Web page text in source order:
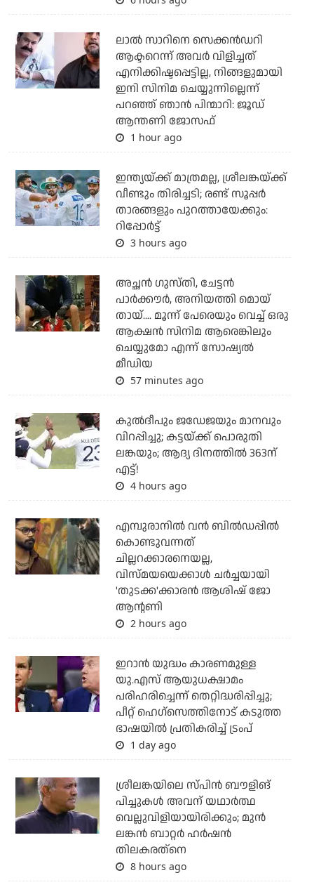
ലാല്‍ സാറിനെ സെക്കന്‍ഡറി
ആക്ടറെന്ന് അവര്‍ വിളിച്ചത്
എനിക്കിഷ്ടപ്പെട്ടില്ല, നിങ്ങളുമായി
ഇനി സിനിമ ചെയ്യുന്നില്ലെന്ന്
പറഞ്ഞ് ഞാന്‍ പിന്മാറി: ജൂഡ്
ആന്തണി ജോസഫ്
1 hour ago
ഇന്ത്യയ്ക്ക് മാത്രമല്ല, ശ്രീലങ്കയ്ക്ക്
വീണ്ടും തിരിച്ചടി; രണ്ട് സൂപ്പര്‍
താരങ്ങളും പുറത്തായേക്കും:
റിപ്പോര്‍ട്ട്
3 hours ago
അച്ഛന്‍ ഗുസ്തി, ചേട്ടന്‍
പാര്‍ക്കൗര്‍, അനിയത്തി മൊയ്
തായ്.... മൂന്ന് പേരെയും വെച്ച് ഒരു
ആക്ഷന്‍ സിനിമ ആരെങ്കിലും
ചെയ്യുമോ എന്ന് സോഷ്യല്‍
മീഡിയ
57 minutes ago
കുല്‍ദീപും ജഡേജയും മാനവും
വിറപ്പിച്ചു; കട്ടയ്ക്ക് പൊരുതി
ലങ്കയും; ആദ്യ ദിനത്തില്‍ 363ന്
എട്ട്!
4 hours ago
എമ്പുരാനില്‍ വന്‍ ബില്‍ഡപ്പില്‍
കൊണ്ടുവന്നത്
ചില്ലറക്കാരനെയല്ല,
വിസ്മയയെക്കാള്‍ ചര്‍ച്ചയായി
'തുടക്ക'ക്കാരന്‍ ആശിഷ് ജോ
ആന്റണി
2 hours ago
ഇറാന്‍ യുദ്ധം കാരണമുള്ള
യു.എസ് ആയുധക്ഷാമം
പരിഹരിച്ചെന്ന് തെറ്റിദ്ധരിപ്പിച്ചു;
പീറ്റ് ഹെഗ്‌സെത്തിനോട് കടുത്ത
ഭാഷയില്‍ പ്രതികരിച്ച് ട്രംപ്
1 day ago
ശ്രീലങ്കയിലെ സ്പിന്‍ ബൗളിങ്
പിച്ചുകള്‍ അവന് യഥാര്‍ത്ഥ
വെല്ലുവിളിയായിരിക്കും; മുന്‍
ലങ്കന്‍ ബാറ്റര്‍ ഹര്‍ഷന്‍
തിലകരത്‌നെ
8 hours ago